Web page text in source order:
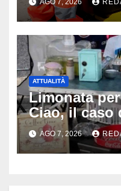
disperati
rianimazione
AGO 7, 2026
ATTUALITÀ
Limonata
Ciao, il caso
divide
in Regione,
difende
AGO 7, 2026